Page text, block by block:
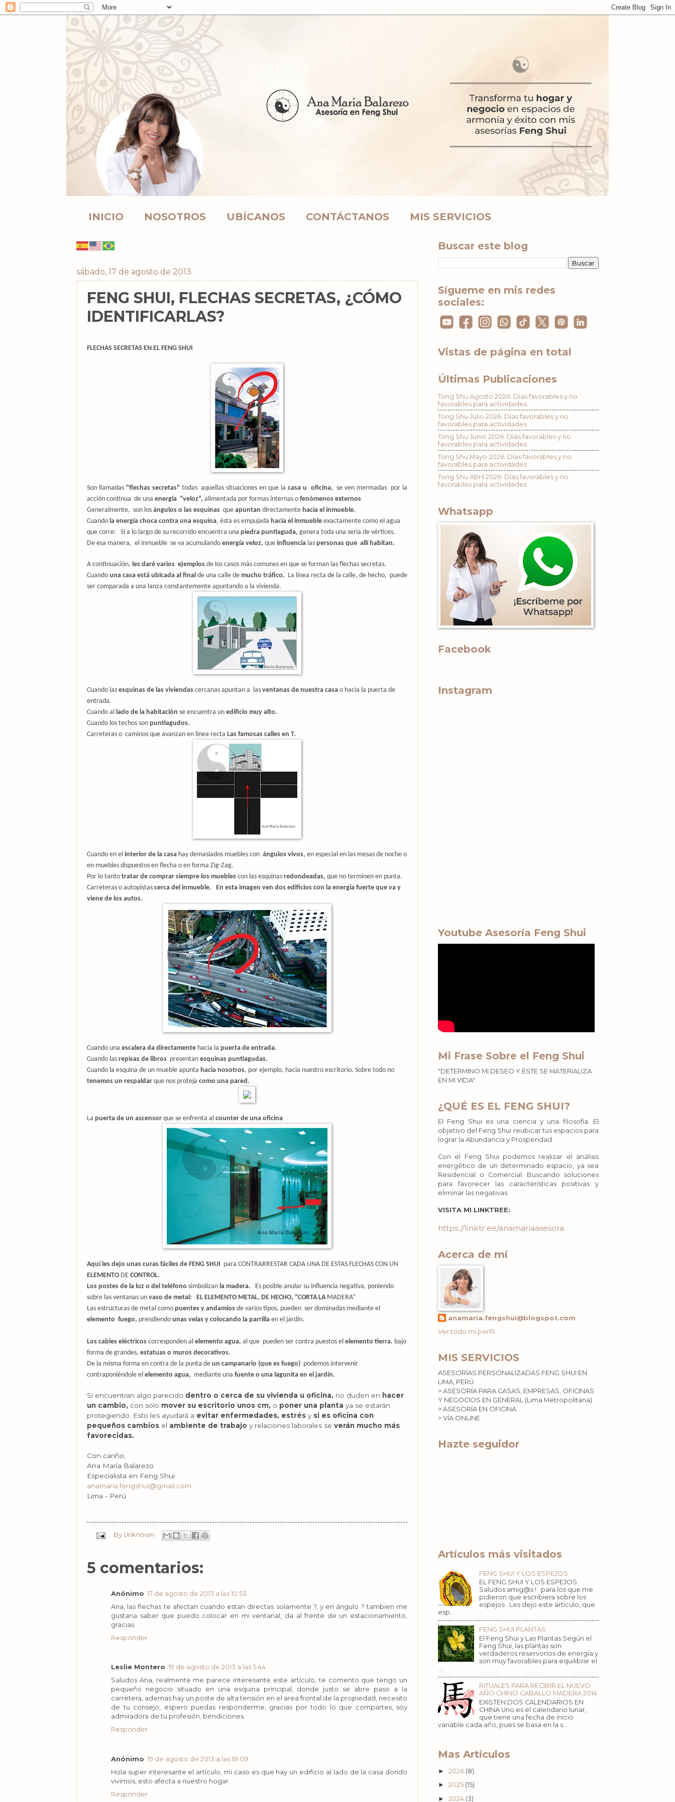
INICIO NOSOTROS UBÍCANOS CONTÁCTANOS MIS SERVICIOS
sábado, 17 de agosto de 2013
FENG SHUI, FLECHAS SECRETAS, ¿CÓMO
IDENTIFICARLAS?
FLECHAS SECRETAS EN EL FENG SHUI
Son llamadas "flechas secretas" todas aquellas situaciones en que la casa u oficina, se ven mermadas por la
acción continua de una energía “veloz”, alimentada por formas internas o fenómenos externos
Generalmente, son los ángulos o las esquinas que apuntan directamente hacia el inmueble.
Cuando la energía choca contra una esquina, ésta es empujada hacia el inmueble exactamente como el agua
que corre:
Si a lo largo de su recorrido encuentra una piedra puntiaguda, genera toda una seria de vértices.
De esa manera, el inmueble se va acumulando energía veloz, que influencia las personas que allí habitan.
A continuación, les daré varios ejemplos de los casos más comunes en que se forman las flechas secretas.
Cuando una casa está ubicada al final de una calle de mucho tráfico. La línea recta de la calle, de hecho,
puede
ser comparada a una lanza constantemente apuntando a la vivienda.
Cuando las esquinas de las viviendas cercanas apuntan a las ventanas de nuestra casa o hacia la puerta de
entrada.
Cuando al
lado de la habitación se encuentra un edificio muy alto.
Cuando los techos son puntiagudos.
Carreteras o caminos que avanzan en línea recta Las famosas calles en T.
Cuando en el interior de la casa hay demasiados muebles con ángulos vivos, en especial en las mesas de noche o
en muebles dispuestos en flecha o en forma Zig-Zag.
Por lo tanto tratar de comprar siempre los muebles con las esquinas redondeadas, que no terminen en punta.
Carreteras o autopistas cerca del inmueble. En esta imagen ven dos edificios con la energía fuerte que va y
viene de los autos.
Cuando una escalera da directamente hacia la puerta de entrada.
Cuando las repisas de libros presentan esquinas puntiagudas.
Cuando la esquina de un mueble apunta hacia nosotros, por ejemplo, hacia nuestro escritorio. Sobre todo no
tenemos un respaldar que nos proteja como una pared.
La puerta de un ascensor que se enfrenta al counter de una oficina
Aquí les dejo unas curas fáciles de FENG SHUI
para CONTRARRESTAR CADA UNA DE ESTAS FLECHAS CON UN
ELEMENTO DE CONTROL.
Los postes de la luz o del teléfono simbolizan la madera.
Es posible anular su influencia negativa, poniendo
sobre las ventanas un vaso de metal: EL ELEMENTO METAL, DE HECHO, “CORTA LAMADERA”
Las estructuras de metal como puentes y andamios de varios tipos, pueden ser dominadas mediante el
elemento fuego, prendiendo unas velas y colocando la parrilla en el jardín.
Los cables eléctricos corresponden al elemento agua, al que pueden ser contra puestos el elemento tierra, bajo
forma de grandes, estatuas o muros decorativos.
De la misma forma en contra de la punta de un campanario (que es fuego) podemos intervenir
contraponiéndole el elemento agua, mediante una fuente o una lagunita en el jardín.
Si encuentran algo parecido dentro o cerca de su vivienda u oficina, no duden en hacer
un cambio, con solo mover su escritorio unos cm, o poner una planta ya se estarán
protegiendo. Esto les ayudará a evitar enfermedades, estrés y si es oficina con
pequeños cambios el ambiente de trabajo y relaciones laborales se verán mucho más
favorecidas.
Con cariño,
Ana María Balarezo
Especialista en Feng Shui
anamaria.fengshui@gmail.com
Lima - Perú
By Unknown
5 comentarios:
Anónimo 17 de agosto de 2013 a las 10:53
Ana, las flechas te afectan cuando estan directas solamente ?, y en ángulo ? tambien me
gustaria saber que puedo colocar en mi ventanal, da al frente de un estacionamiento,
gracias.
Responder
Leslie Montero 19 de agosto de 2013 a las 5:44
Saludos Ana, realmente me parece interesante este artículo, te comento que tengo un
pequeño negocio situado en una esquina principal, donde justo se abre paso a la
carretera, ademas hay un poste de alta tensión en el area frontal de la propiedad, necesito
de tu consejo, espero puedas responderme, gracias por todo lo que compartes, soy
admiradora de tu profesión, bendiciones.
Responder
Anónimo 19 de agosto de 2013 a las 18:09
Hola super interesante el artículo, mi caso es que hay un edificio al lado de la casa dondo
vivimos, esto afecta a nuestro hogar.
Responder
Buscar este blog
Sígueme en mis redes
sociales:
Vistas de página en total
Últimas Publicaciones
Tong Shu Agosto 2026. Días favorables y no
favorables para actividades
Tong Shu Julio 2026. Días favorables y no
favorables para actividades
Tong Shu Junio 2026. Días favorables y no
favorables para actividades
Tong Shu Mayo 2026. Días favorables y no
favorables para actividades
Tong Shu Abril 2026. Días favorables y no
favorables para actividades
Whatsapp
Facebook
Instagram
Youtube Asesoría Feng Shui
Mi Frase Sobre el Feng Shui
"DETERMINO MI DESEO Y ÉSTE SE MATERIALIZA
EN MI VIDA"
¿QUÉ ES EL FENG SHUI?
El Feng Shui es una ciencia y una filosofía. El
objetivo del Feng Shui reubicar tus espacios para
lograr la Abundancia y Prosperidad.
Con el Feng Shui podemos realizar el análisis
energético de un determinado espacio, ya sea
Residencial o Comercial. Buscando soluciones
para favorecer las características positivas y
eliminar las negativas.
VISITA MI LINKTREE:
https://linktr.ee/anamariaasesora
Acerca de mí
anamaria.fengshui@blogspot.com
Ver todo mi perfil
MIS SERVICIOS
ASESORÍAS PERSONALIZADAS FENG SHUI EN
LIMA, PERÚ.
> ASESORÍA PARA CASAS, EMPRESAS, OFICINAS
Y NEGOCIOS EN GENERAL (Lima Metropolitana)
> ASESORÍA EN OFICINA
> VÍA ONLINE
Hazte seguidor
Artículos más visitados
FENG SHUI Y LOS ESPEJOS
EL FENG SHUI Y LOS ESPEJOS
Saludos amig@s ! para los que me
pidieron que escribiera sobre los
espejos . Les dejo este artículo, que
esp...
FENG SHUI PLANTAS
El Feng Shui y Las Plantas Según el
Feng Shui, las plantas son
verdaderos reservorios de energía y
son muy favorables para equilibrar el
...
RITUALES PARA RECIBIR EL NUEVO
AÑO CHINO CABALLO MADERA 2014
EXISTEN DOS CALENDARIOS EN
CHINA Uno es el calendario lunar,
que tiene una fecha de inicio
variable cada año, pues se basa en la s...
Mas Artículos
► 2026 (8)
► 2025 (15)
► 2024 (3)